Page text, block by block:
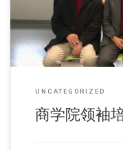
UNCATEGORIZED
商学院领袖